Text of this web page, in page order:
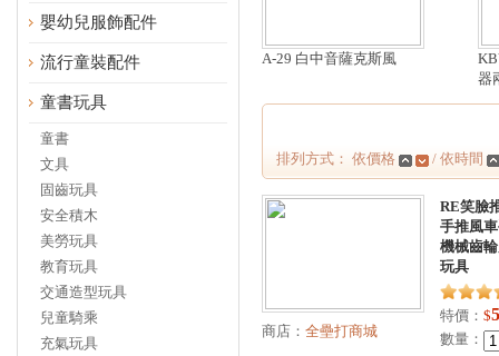
嬰幼兒服飾配件
流行童裝配件
童書玩具
童書
文具
固齒玩具
安全積木
美勞玩具
教育玩具
交通造型玩具
兒童騎乘
充氣玩具
A-29 白中音薩克斯風
器
排列方式： 依價格 / 依時間
商店： 全壘打商城
RE笑臉
手推風
機械齒
玩具
特價： $
數量：